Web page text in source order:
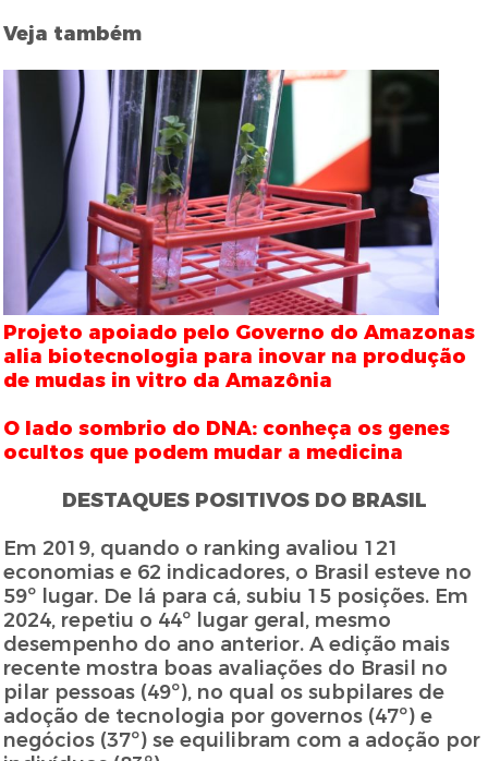
Veja também
Projeto apoiado pelo Governo do Amazonas
alia biotecnologia para inovar na produção
de mudas in vitro da Amazônia
O lado sombrio do DNA: conheça os genes
ocultos que podem mudar a medicina
DESTAQUES POSITIVOS DO BRASIL
Em 2019, quando o ranking avaliou 121
economias e 62 indicadores, o Brasil esteve no
59º lugar. De lá para cá, subiu 15 posições. Em
2024, repetiu o 44º lugar geral, mesmo
desempenho do ano anterior. A edição mais
recente mostra boas avaliações do Brasil no
pilar pessoas (49º), no qual os subpilares de
adoção de tecnologia por governos (47º) e
negócios (37º) se equilibram com a adoção por